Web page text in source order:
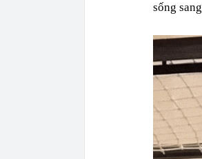
sống